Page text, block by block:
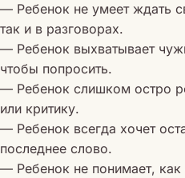
— Ребенок не умеет ждать
так и в разговорах.
— Ребенок выхватывает
чтобы попросить.
— Ребенок слишком остро
или критику.
— Ребенок всегда хочет
последнее слово.
— Ребенок не понимает, как